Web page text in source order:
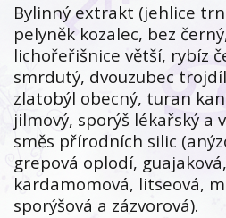
Bylinný extrakt (jehlice
pelyněk kozalec, bez
lichořeřišnice větší, rybíz
smrdutý, dvouzubec
zlatobýl obecný, turan
jilmový, sporýš lékařský a
směs přírodních silic
grepová oplodí,
kardamomová, litseová,
sporýšová a zázvorová).